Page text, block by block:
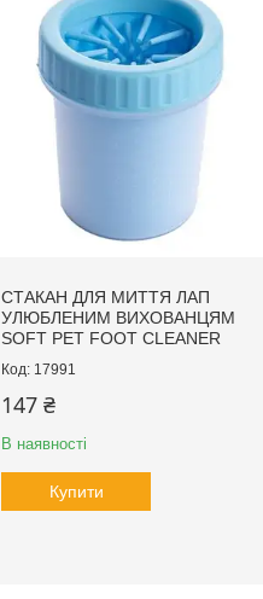
СТАКАН ДЛЯ МИТТЯ ЛАП
УЛЮБЛЕНИМ ВИХОВАНЦЯМ
SOFT PET FOOT CLEANER
17991
147 ₴
В наявності
Купити